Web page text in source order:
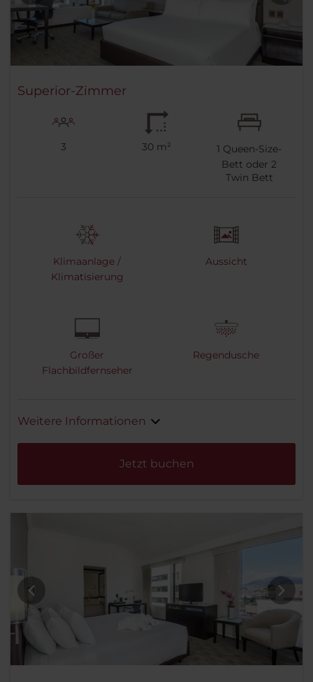
Superior-Zimmer
3 30 m² 1 Queen-Size-
Bett oder2
Twin Bett
Klimaanlage /
Klimatisierung
Aussicht
Großer
Flachbildfernseher
Regendusche
Weitere Informationen
Jetzt buchen